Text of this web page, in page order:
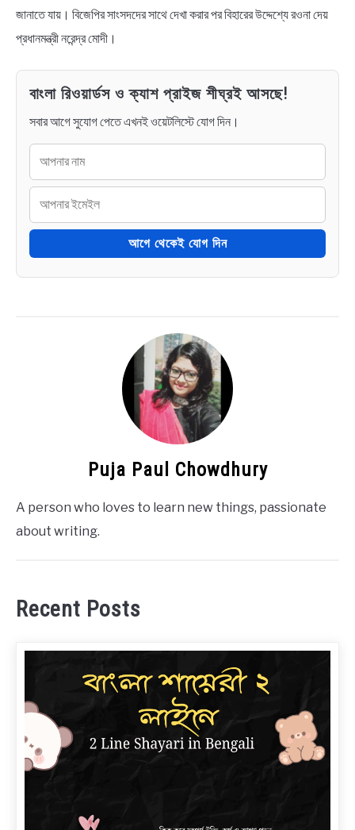
জানাতে যায়। বিজেপির সাংসদদের সাথে দেখা করার পর বিহারের উদ্দেশ্যে রওনা দেয়
প্রধানমন্ত্রী নরেন্দ্র মোদী।
বাংলা রিওয়ার্ডস ও ক্যাশ প্রাইজ শীঘ্রই আসছে!
সবার আগে সুযোগ পেতে এখনই ওয়েটলিস্টে যোগ দিন।
আগে থেকেই যোগ দিন
Puja Paul Chowdhury
A person who loves to learn new things, passionate
about writing.
Recent Posts